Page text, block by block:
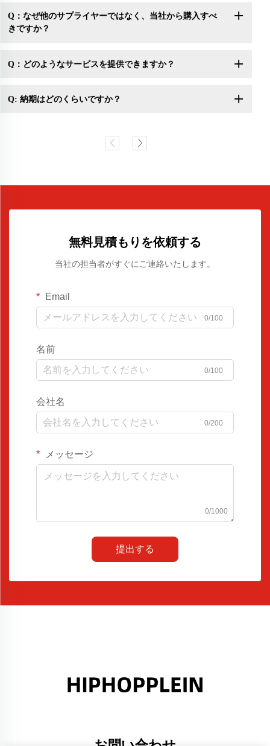
Q：なぜ他のサプライヤーではなく、当社から購入すべ
きですか？
Q：どのようなサービスを提供できますか？
Q: 納期はどのくらいですか？
無料見積もりを依頼する
当社の担当者がすぐにご連絡いたします。
Email
0/100
名前
0/100
会社名
0/200
メッセージ
0/1000
提出する